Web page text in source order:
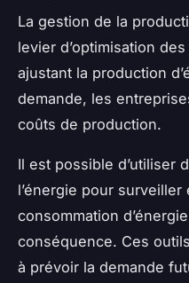
La gestion de la
levier d’optimisation
ajustant la production
demande, les
coûts de production.
Il est possible d’utiliser
l’énergie pour surveiller
consommation
conséquence. Ces
à prévoir la demande